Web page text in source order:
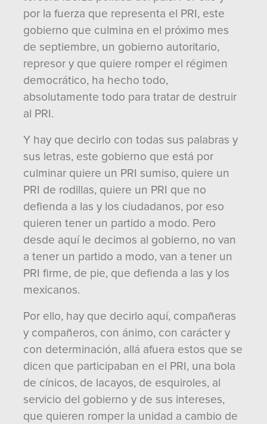
por la fuerza que representa el PRI, este
gobierno que culmina en el próximo mes
de septiembre, un gobierno autoritario,
represor y que quiere romper el régimen
democrático, ha hecho todo,
absolutamente todo para tratar de destruir
al PRI.
Y hay que decirlo con todas sus palabras y
sus letras, este gobierno que está por
culminar quiere un PRI sumiso, quiere un
PRI de rodillas, quiere un PRI que no
defienda a las y los ciudadanos, por eso
quieren tener un partido a modo. Pero
desde aquí le decimos al gobierno, no van
a tener un partido a modo, van a tener un
PRI firme, de pie, que defienda a las y los
mexicanos.
Por ello, hay que decirlo aquí, compañeras
y compañeros, con ánimo, con carácter y
con determinación, allá afuera estos que se
dicen que participaban en el PRI, una bola
de cínicos, de lacayos, de esquiroles, al
servicio del gobierno y de sus intereses,
que quieren romper la unidad a cambio de